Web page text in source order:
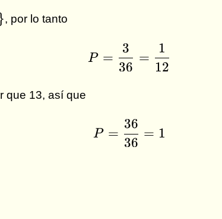
, por lo tanto
P =
P =
36
3
=
12
1
que 13, así que
P =
P =
36
36
= 1